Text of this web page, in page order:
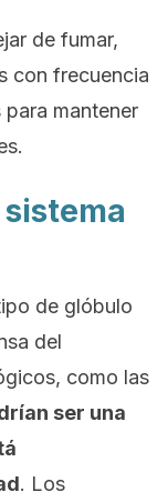
de fumar,
con frecuencia
mantener
de glóbulo
del
como las
ser una
. Los